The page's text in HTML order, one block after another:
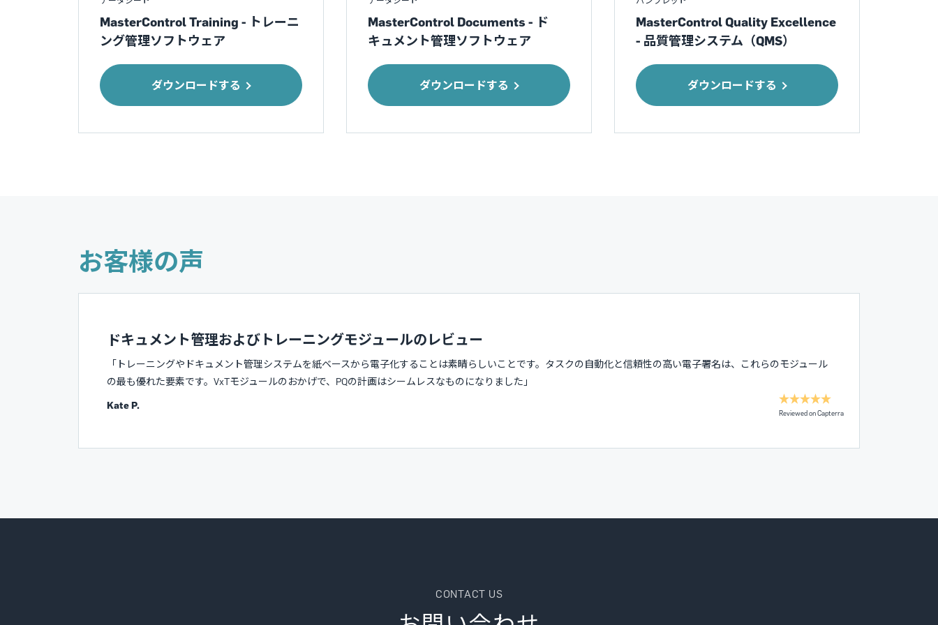
MasterControl Training - トレーニ
ング管理ソフトウェア
ダウンロードする
MasterControl Documents - ド
キュメント管理ソフトウェア
ダウンロードする
MasterControl Quality Excellence
- 品質管理システム（QMS）
ダウンロードする
お客様の声
ドキュメント管理およびトレーニングモジュールのレビュー
「トレーニングやドキュメント管理システムを紙ベースから電子化することは素晴らしいことです。タスクの自動化と信頼性の高い電子署名は、これらのモジュール
の最も優れた要素です。VxTモジュールのおかげで、PQの計画はシームレスなものになりました」
Kate P.
Reviewed on Capterra
CONTACT US